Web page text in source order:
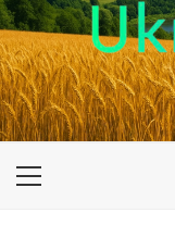
ПОДОРОЖI ПО
Primary